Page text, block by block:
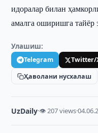
идоралар билан
амалга оширишга
Улашиш:
Telegram Twitter/
Ҳаволани нусхалаш
UzDaily·👁 207 views·